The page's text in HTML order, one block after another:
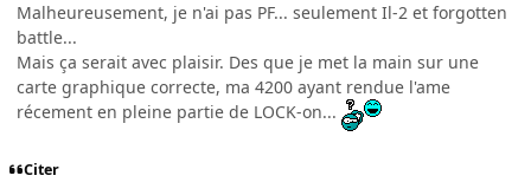
Malheureusement, je n'ai pas PF... seulement Il-2 et forgotten
battle...
Mais ça serait avec plaisir. Des que je met la main sur une
carte graphique correcte, ma 4200 ayant rendue l'ame
récement en pleine partie de LOCK-on...
Citer